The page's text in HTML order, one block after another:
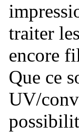
traiter
encore
Que ce
UV/